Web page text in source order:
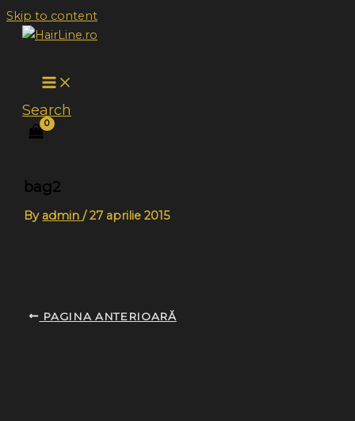
Skip to content
Search
bag2
By admin/27 aprilie 2015
PAGINA ANTERIOARĂ